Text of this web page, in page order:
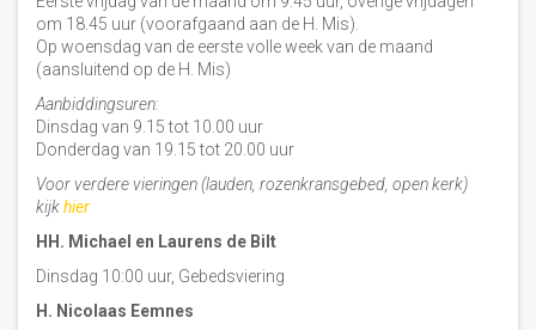
om 18.45 uur (voorafgaand aan de H. Mis).
Op woensdag van de eerste volle week van de maand
(aansluitend op de H. Mis)
Aanbiddingsuren:
Dinsdag van 9.15 tot 10.00 uur
Donderdag van 19.15 tot 20.00 uur
Voor verdere vieringen (lauden, rozenkransgebed, open kerk)
kijkhier
HH. Michael en Laurens de Bilt
Dinsdag 10:00 uur, Gebedsviering
H. Nicolaas Eemnes